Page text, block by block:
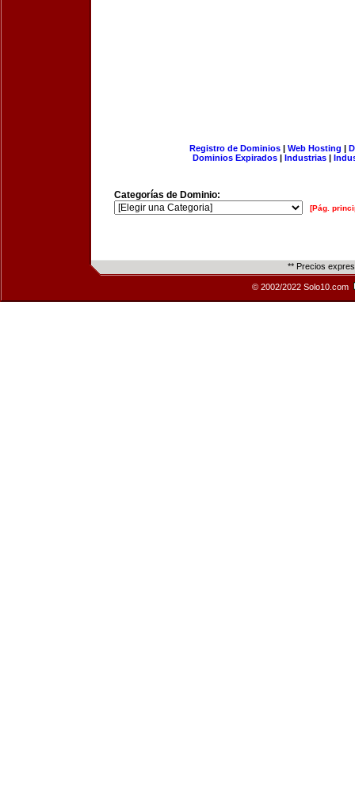
Registro de Dominios| Web Hosting |
Dominios Expirados | Industrias |
Categorías de Dominio:
[Pág.
** Precios
© 2002/2022 Solo10.com